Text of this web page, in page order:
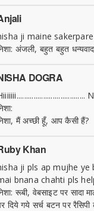
ji maine
अंजली, बहुत बहुत
DOGRA
मैं अच्छी हूँ, आप कैसी हैं?
Khan
ji pls ap mujhe ye
bnana chahti pls
रूबी, वेबसाइट पर सादा
दिये गये सर्च बटन पर